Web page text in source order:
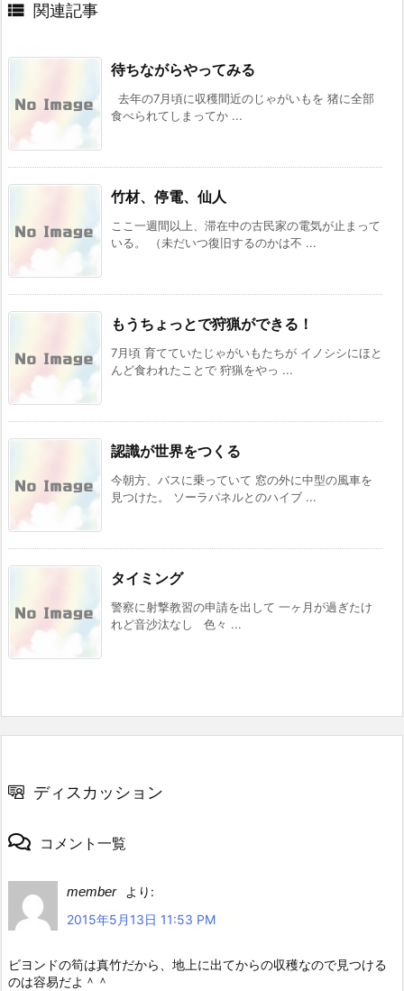
 関連記事
待ちながらやってみる
去年の7月頃に収穫間近のじゃがいもを 猪に全部
食べられてしまってか ...
竹材、停電、仙人
ここ一週間以上、滞在中の古民家の電気が止まって
いる。 （未だいつ復旧するのかは不 ...
もうちょっとで狩猟ができる！
7月頃 育てていたじゃがいもたちが イノシシにほと
んど食われたことで 狩猟をやっ ...
認識が世界をつくる
今朝方、バスに乗っていて 窓の外に中型の風車を
見つけた。 ソーラパネルとのハイブ ...
タイミング
警察に射撃教習の申請を出して 一ヶ月が過ぎたけ
れど音沙汰なし 色々 ...
ディスカッション
コメント一覧
member
より:
2015年5月13日 11:53 PM
ビヨンドの筍は真竹だから、地上に出てからの収穫なので見つける
のは容易だよ＾＾